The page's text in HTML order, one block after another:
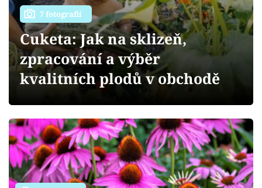
Přihlášení
Sledujte nás
7 fotografií
Cuketa: Jak na sklizeň,
zpracování a výběr
kvalitních plodů v obchodě